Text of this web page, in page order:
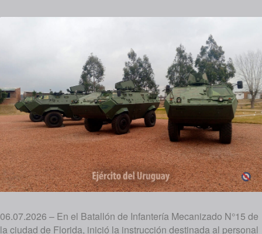
06.07.2026 – En el Batallón de Infantería Mecanizado N°15 de
la ciudad de Florida, inició la instrucción destinada al personal